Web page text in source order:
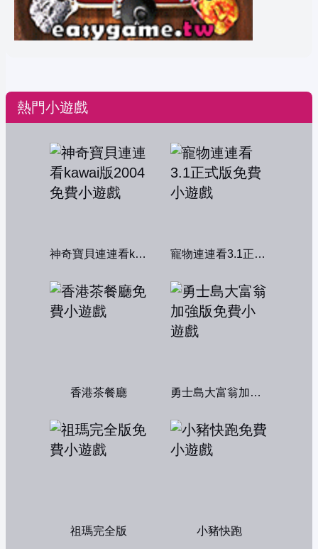
熱門小遊戲
神奇寶貝連連看kawai版2004 寵物連連看3.1正式版
香港茶餐廳 勇士島大富翁加強版
祖瑪完全版 小豬快跑